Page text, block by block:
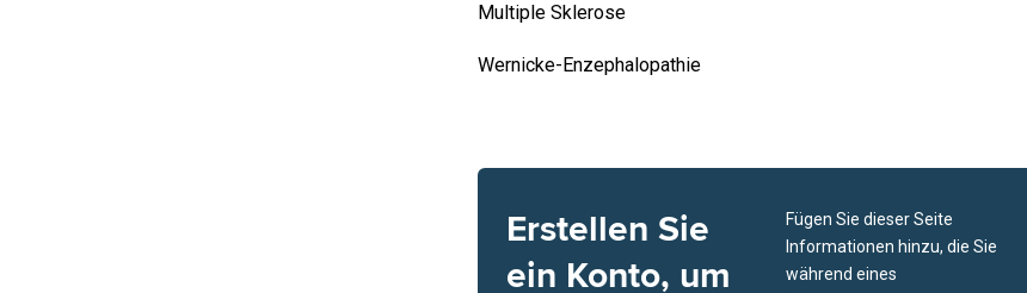
Multiple Sklerose
Wernicke-Enzephalopathie
Erstellen Sie
ein Konto, um
Fügen Sie dieser Seite
Informationen hinzu, die Sie
während eines